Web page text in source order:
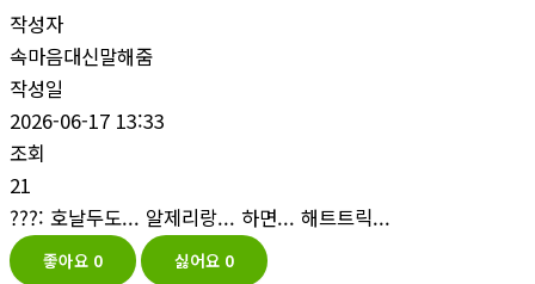
작성자
속마음대신말해줌
작성일
2026-06-17 13:33
조회
21
???: 호날두도... 알제리랑... 하면... 해트트릭...
좋아요 0 싫어요 0